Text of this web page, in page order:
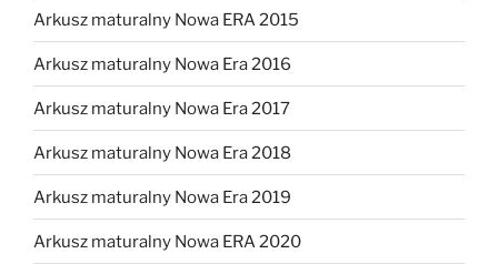
Arkusz maturalny Nowa ERA 2015
Arkusz maturalny Nowa Era 2016
Arkusz maturalny Nowa Era 2017
Arkusz maturalny Nowa Era 2018
Arkusz maturalny Nowa Era 2019
Arkusz maturalny Nowa ERA 2020